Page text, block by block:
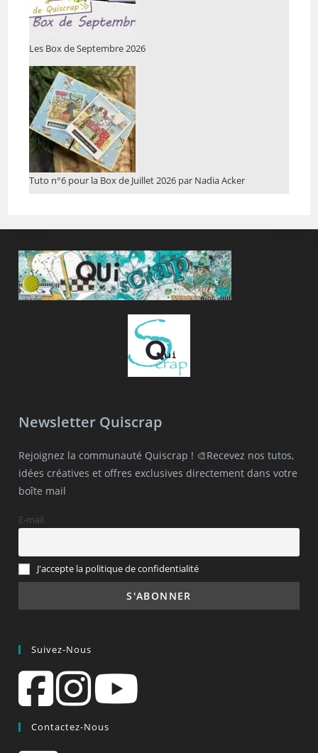
Les Box de Septembre 2026
Tuto n°6 pour la Box de Juillet 2026 par Nadia Acker
Newsletter Quiscrap
Rejoignez la communauté Quiscrap ! 🎨Recevez nos tutos,
idées créatives et offres exclusives directement dans votre
boîte mail
E-mail
J'accepte la politique de confidentialité
Suivez-Nous
Contactez-Nous